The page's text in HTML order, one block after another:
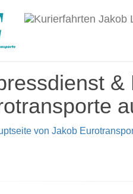
von Jakob